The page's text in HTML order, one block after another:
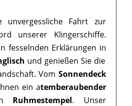
unvergessliche Fahrt zur
unserer Klingerschiffe.
fesselnden Erklärungen in
und genießen Sie die
Vom Sonnendeck
ein atemberaubender
Ruhmestempel. Unser